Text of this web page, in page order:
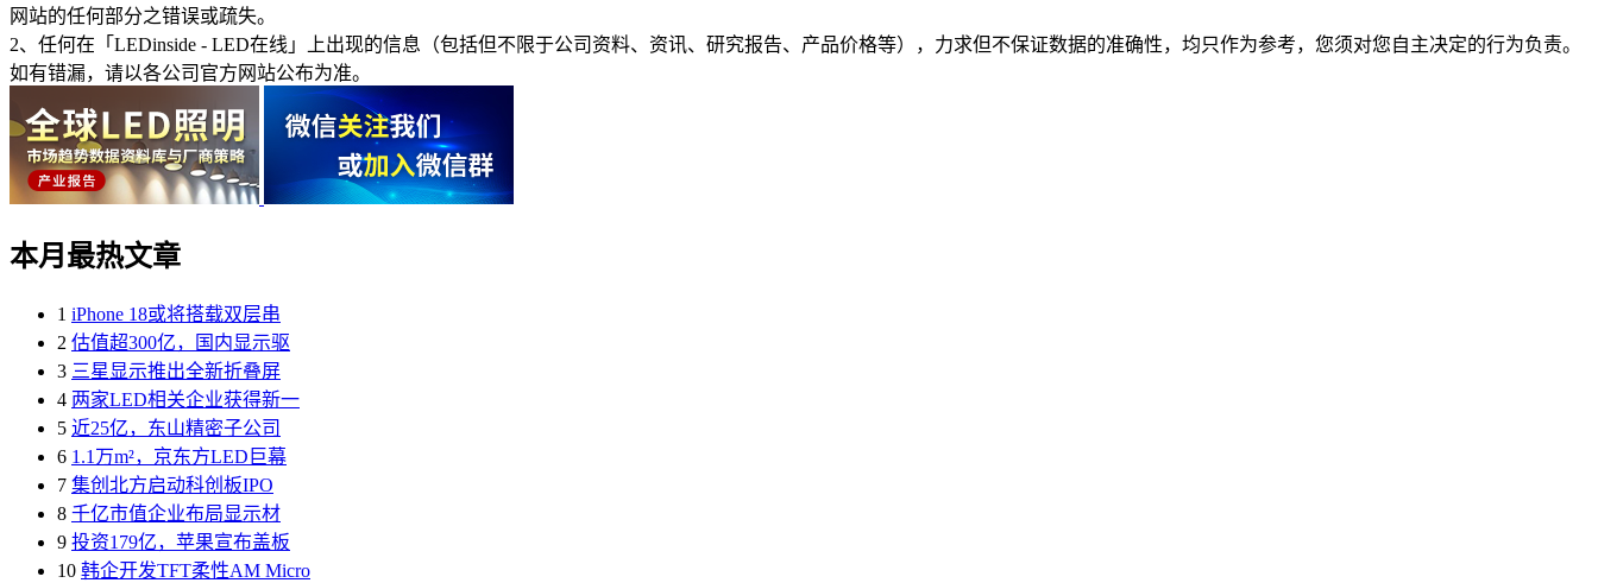
网站的任何部分之错误或疏失。
2、任何在「LEDinside - LED在线」上出现的信息（包括但不限于公司资料、资讯、研究报告、产品价格等），力求但不保证数据的准确性，均只作为参考，您须对您自主决定的行为负责。
如有错漏，请以各公司官方网站公布为准。
本月最热文章
1 iPhone 18或将搭载双层串
2 估值超300亿，国内显示驱
3 三星显示推出全新折叠屏
4 两家LED相关企业获得新一
5 近25亿，东山精密子公司
6 1.1万m²，京东方LED巨幕
7 集创北方启动科创板IPO
8 千亿市值企业布局显示材
9 投资179亿，苹果宣布盖板
10 韩企开发TFT柔性AM Micro